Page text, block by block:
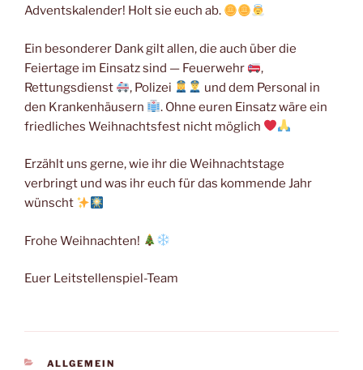
Adventskalender! Holt sie euch ab.
Ein besonderer Dank gilt allen, die auch über die
Feiertage im Einsatz sind — Feuerwehr
,
Rettungsdienst
, Polizei
und dem Personal in
den Krankenhäusern
. Ohne euren Einsatz wäre ein
friedliches Weihnachtsfest nicht möglich
Erzählt uns gerne, wie ihr die Weihnachtstage
verbringt und was ihr euch für das kommende Jahr
wünscht
Frohe Weihnachten!
Euer Leitstellenspiel-Team
KATEGORIEN
ALLGEMEIN